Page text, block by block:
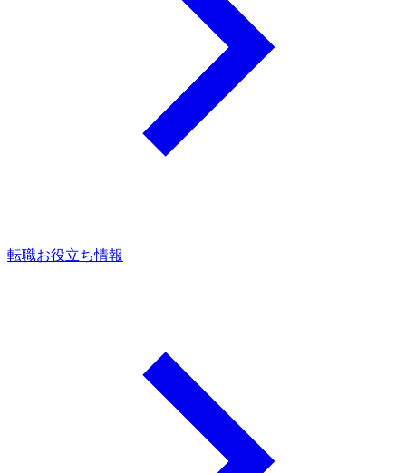
転職お役立ち情報